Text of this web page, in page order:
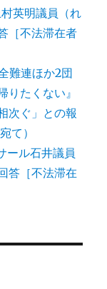
英明議員（れ
［不法滞在者
難連ほか2団
りたくない』
次ぐ」との報
て）
ール石井議員
答［不法滞在